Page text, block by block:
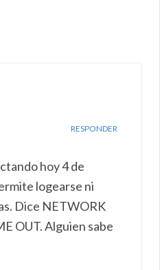
RESPONDER
hoy 4 de
logearse ni
Dice NETWORK
OUT. Alguien sabe